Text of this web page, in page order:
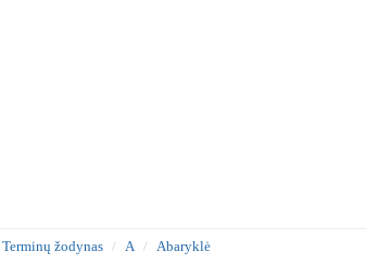
Terminų žodynas A Abaryklė